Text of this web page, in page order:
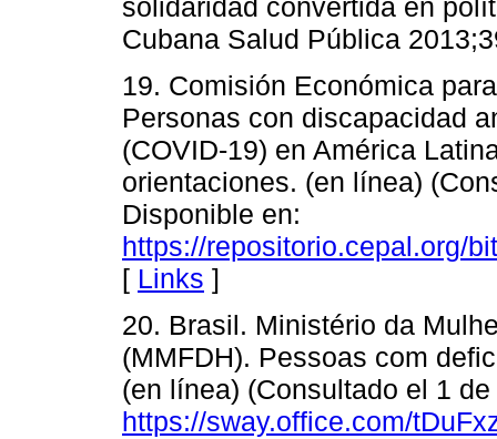
solidaridad convertida en
Cubana Salud Pública
19. Comisión Económica
Personas con discapacidad
(COVID-19) en América
orientaciones. (en línea)
Disponible en:
https://repositorio.cepal.org/
[ Links ]
20. Brasil. Ministério da
(MMFDH). Pessoas com
(en línea) (Consultado el 1
https://sway.office.com/